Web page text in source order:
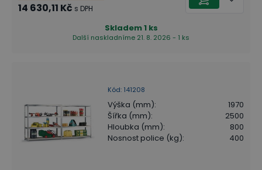
14 630,11 Kč s DPH
Skladem1 ks
Další naskladníme 21. 8. 2026 - 1 ks
Kód: 141208
Výška (mm):
1970
Šířka (mm):
2500
Hloubka (mm):
800
Nosnost police (kg): 400